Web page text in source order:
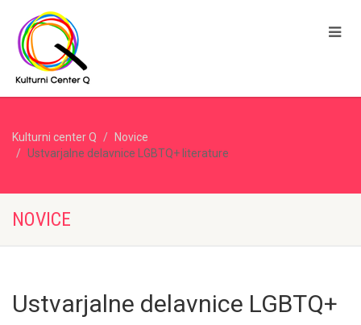
Kulturni center Q
Novice
Ustvarjalne delavnice LGBTQ+ literature
NOVICE
Ustvarjalne delavnice LGBTQ+